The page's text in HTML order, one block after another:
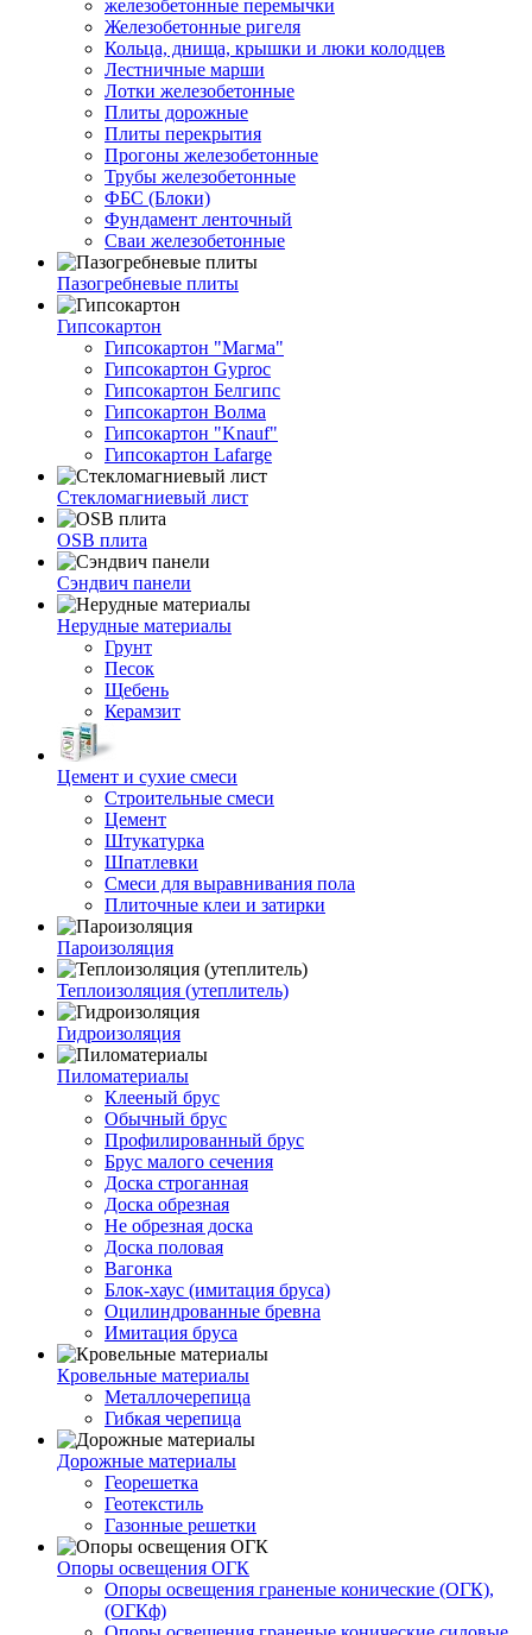
железобетонные перемычки
Железобетонные ригеля
Кольца, днища, крышки и люки колодцев
Лестничные марши
Лотки железобетонные
Плиты дорожные
Плиты перекрытия
Прогоны железобетонные
Трубы железобетонные
ФБС (Блоки)
Фундамент ленточный
Сваи железобетонные
Пазогребневые плиты
Гипсокартон
Гипсокартон "Магма"
Гипсокартон Gyproc
Гипсокартон Белгипс
Гипсокартон Волма
Гипсокартон "Knauf"
Гипсокартон Lafarge
Стекломагниевый лист
OSB плита
Сэндвич панели
Нерудные материалы
Грунт
Песок
Щебень
Керамзит
Цемент и сухие смеси
Строительные смеси
Цемент
Штукатурка
Шпатлевки
Смеси для выравнивания пола
Плиточные клеи и затирки
Пароизоляция
Теплоизоляция (утеплитель)
Гидроизоляция
Пиломатериалы
Клееный брус
Обычный брус
Профилированный брус
Брус малого сечения
Доска строганная
Доска обрезная
Не обрезная доска
Доска половая
Вагонка
Блок-хаус (имитация бруса)
Оцилиндрованные бревна
Имитация бруса
Кровельные материалы
Металлочерепица
Гибкая черепица
Дорожные материалы
Георешетка
Геотекстиль
Газонные решетки
Опоры освещения ОГК
Опоры освещения граненые конические (ОГК),
(ОГКф)